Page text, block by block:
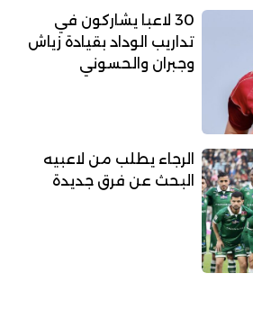
30 لاعبا يشاركون في
تداريب الوداد بقيادة زياش
وجبران والحسوني
الرجاء يطلب من لاعبيه
البحث عن فرق جديدة